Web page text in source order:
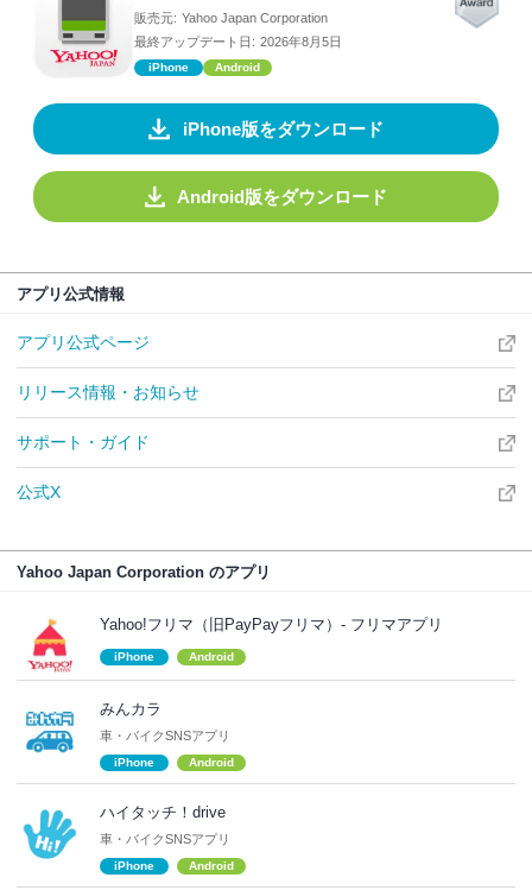
販売元: Yahoo Japan Corporation
最終アップデート日: 2026年8月5日
iPhone Android
iPhone版をダウンロード
Android版をダウンロード
アプリ公式情報
アプリ公式ページ
リリース情報・お知らせ
サポート・ガイド
公式X
Yahoo Japan Corporation のアプリ
Yahoo!フリマ（旧PayPayフリマ）- フリマアプリ
iPhone Android
みんカラ
車・バイクSNSアプリ
iPhone Android
ハイタッチ！drive
車・バイクSNSアプリ
iPhone Android